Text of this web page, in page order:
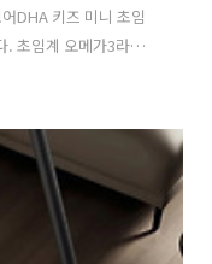
DHA 키즈 미니 초임
. 초임계 오메가3라고
류 원료로 만든 제품이
먹는거라 1병에 한달
지는 모어DHA 키즈
져 있었습니다. 여성
DHA, 그리고 비타
이라 모어DHA 키즈..